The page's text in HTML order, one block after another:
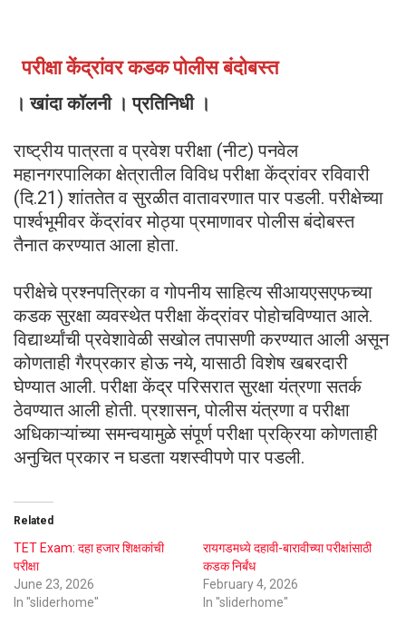
परीक्षा केंद्रांवर कडक पोलीस बंदोबस्त
। खांदा कॉलनी । प्रतिनिधी ।
राष्ट्रीय पात्रता व प्रवेश परीक्षा (नीट) पनवेल
महानगरपालिका क्षेत्रातील विविध परीक्षा केंद्रांवर रविवारी
(दि.21) शांततेत व सुरळीत वातावरणात पार पडली. परीक्षेच्या
पार्श्वभूमीवर केंद्रांवर मोठ्या प्रमाणावर पोलीस बंदोबस्त
तैनात करण्यात आला होता.
परीक्षेचे प्रश्नपत्रिका व गोपनीय साहित्य सीआयएसएफच्या
कडक सुरक्षा व्यवस्थेत परीक्षा केंद्रांवर पोहोचविण्यात आले.
विद्यार्थ्यांची प्रवेशावेळी सखोल तपासणी करण्यात आली असून
कोणताही गैरप्रकार होऊ नये, यासाठी विशेष खबरदारी
घेण्यात आली. परीक्षा केंद्र परिसरात सुरक्षा यंत्रणा सतर्क
ठेवण्यात आली होती. प्रशासन, पोलीस यंत्रणा व परीक्षा
अधिकाऱ्यांच्या समन्वयामुळे संपूर्ण परीक्षा प्रक्रिया कोणताही
अनुचित प्रकार न घडता यशस्वीपणे पार पडली.
Related
TET Exam: दहा हजार शिक्षकांची
परीक्षा
June 23, 2026
In "sliderhome"
रायगडमध्ये दहावी-बारावीच्या परीक्षांसाठी
कडक निर्बंध
February 4, 2026
In "sliderhome"